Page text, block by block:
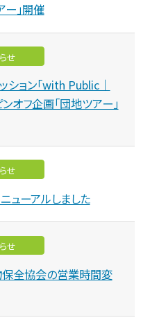
ー」開催
せ
ション「with Public｜
オフ企画「団地ツアー」
せ
ューアルしました
せ
保全協会の営業時間変